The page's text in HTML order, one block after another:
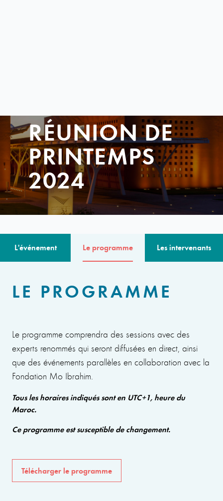
RÉUNION DE
PRINTEMPS
2024
L'événement Le programme Les intervenants
LE PROGRAMME
Le programme comprendra des sessions avec des
experts renommés qui seront diffusées en direct, ainsi
que des événements parallèles en collaboration avec la
Fondation Mo Ibrahim.
Tous les horaires indiqués sont en UTC+1, heure du
Maroc.
Ce programme est susceptible de changement.
Télécharger le programme